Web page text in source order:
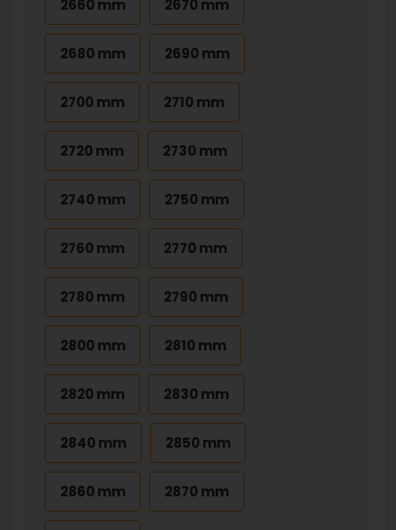
2660 mm 2670 mm
2680 mm 2690 mm
2700 mm 2710 mm
2720 mm 2730 mm
2740 mm 2750 mm
2760 mm 2770 mm
2780 mm 2790 mm
2800 mm 2810 mm
2820 mm 2830 mm
2840 mm 2850 mm
2860 mm 2870 mm